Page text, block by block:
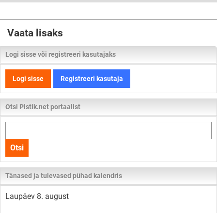
Vaata lisaks
Logi sisse või registreeri kasutajaks
Logi sisse Registreeri kasutaja
Otsi Pistik.net portaalist
kogu
lehelt
Otsi
Tänased ja tulevased pühad kalendris
Laupäev 8. august